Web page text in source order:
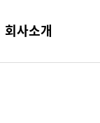
회사소개